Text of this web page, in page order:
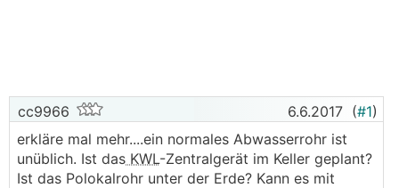
cc9966 6.6.2017 (#1)
erkläre mal mehr....ein normales Abwasserrohr ist
unüblich. Ist das KWL-Zentralgerät im Keller geplant?
Ist das Polokalrohr unter der Erde? Kann es mit